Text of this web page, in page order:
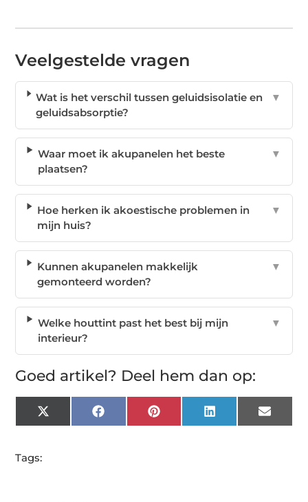
Veelgestelde vragen
Wat is het verschil tussen geluidsisolatie en
geluidsabsorptie?
▼
Waar moet ik akupanelen het beste
plaatsen?
▼
Hoe herken ik akoestische problemen in
mijn huis?
▼
Kunnen akupanelen makkelijk
gemonteerd worden?
▼
Welke houttint past het best bij mijn
interieur?
▼
Goed artikel? Deel hem dan op:
X
(Twitter)
FacebookPinterest LinkedIn Email
Tags: